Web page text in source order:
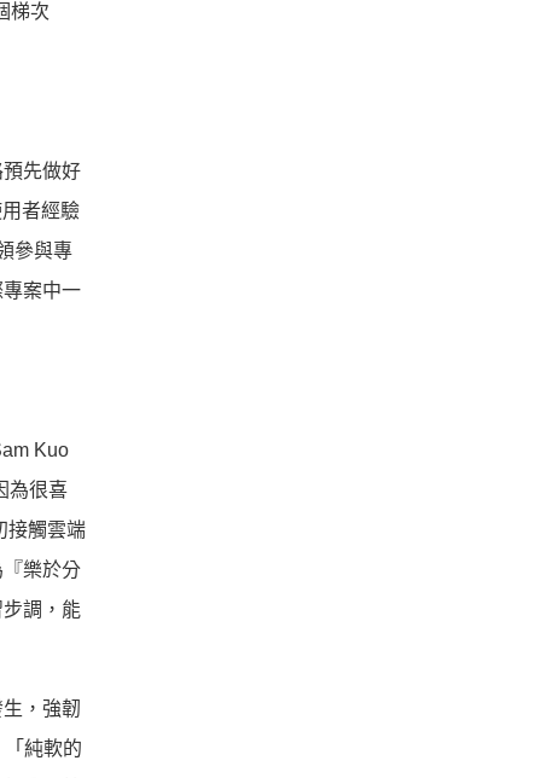
梯次
先做好
者經驗
參與專
案中一
Kuo
為很喜
接觸雲端
樂於分
調， 能
， 強韌
「純軟的